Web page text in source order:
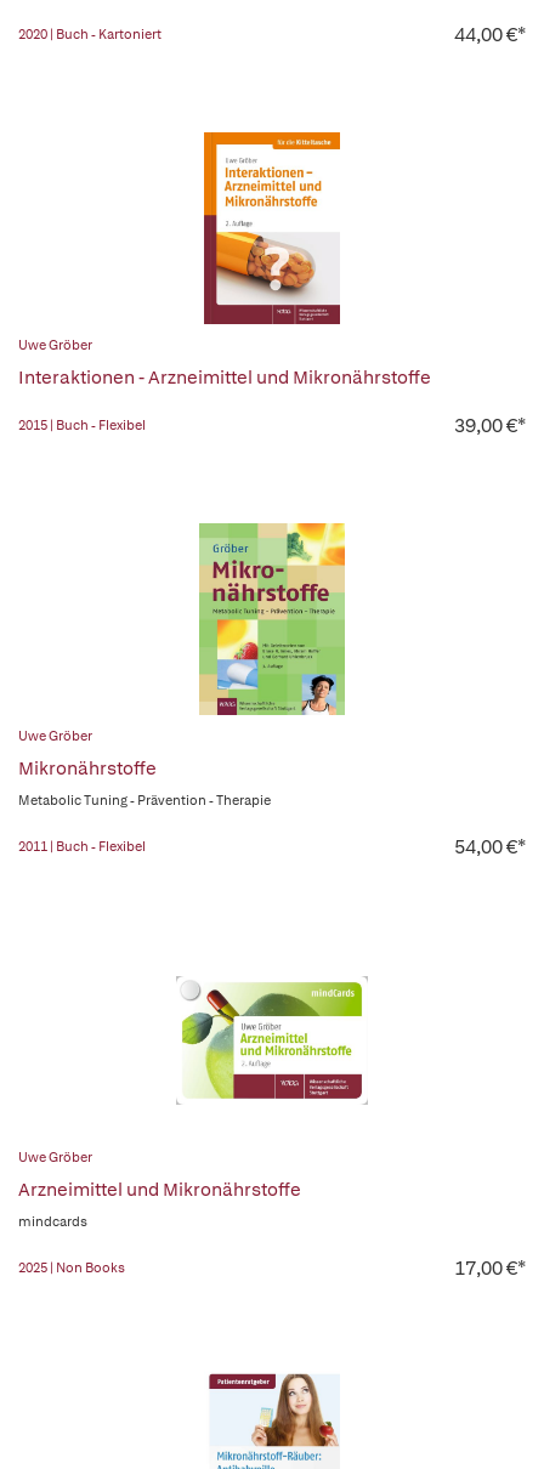
2020 | Buch - Kartoniert 44,00 €*
Uwe Gröber
Interaktionen - Arzneimittel und Mikronährstoffe
2015 | Buch - Flexibel 39,00 €*
Uwe Gröber
Mikronährstoffe
Metabolic Tuning - Prävention - Therapie
2011 | Buch - Flexibel 54,00 €*
Uwe Gröber
Arzneimittel und Mikronährstoffe
mindcards
2025 | Non Books 17,00 €*